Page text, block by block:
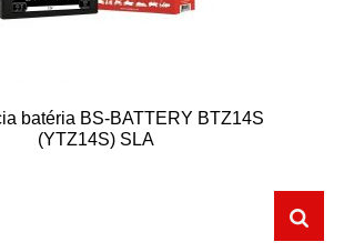
batéria BS-BATTERY BTZ14S
(YTZ14S) SLA